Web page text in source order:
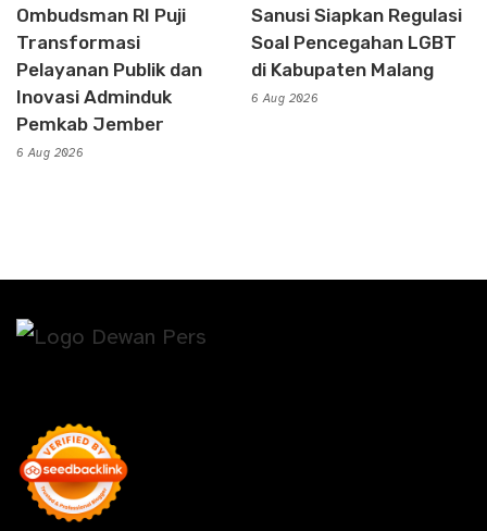
Ombudsman RI Puji
Transformasi
Pelayanan Publik dan
Inovasi Adminduk
Pemkab Jember
6 Aug 2026
Sanusi Siapkan Regulasi
Soal Pencegahan LGBT
di Kabupaten Malang
6 Aug 2026